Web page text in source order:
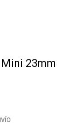
23mm